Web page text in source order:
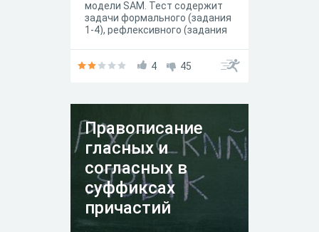
модели SAM. Тест содержит
задачи формального (задания
1-4), рефлексивного (задания
построение помогает
содержания. Максимально
распределение баллов по
уровням одинаковое.
4 45
Правописание
гласных и
согласных в
суффиксах
причастий